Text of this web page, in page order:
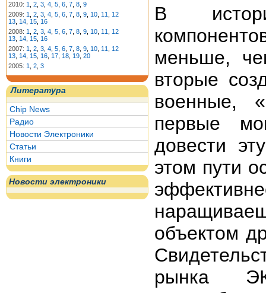
2010: 1 2 3 4 5 6 7 8 9
2009: 1 2 3 4 5 6 7 8 9 10 11
12
13 14 15 16
2008: 1 2 3 4 5 6 7 8 9 10 11
12
13 14 15 16
2007: 1 2 3 4 5 6 7 8 9 10 11
12
13 14 15 16 17 18 19 20
2005: 1 2 3
Литература
Chip News
Радио
Новости Электроники
Статьи
Книги
Новости электроники
В
меньше,
вторые
военные,
первые
довести
этом пути
объектом
рынка